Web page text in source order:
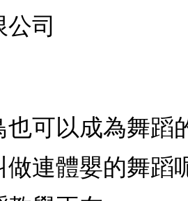
司
可以成為舞蹈
連體嬰的舞蹈